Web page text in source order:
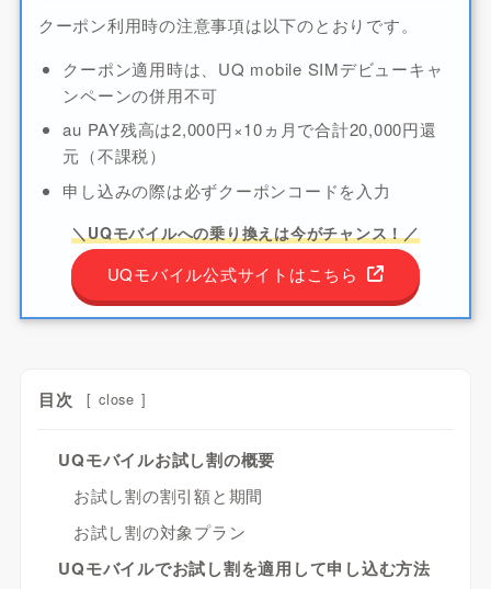
クーポン利用時の注意事項は以下のとおりです。
クーポン適用時は、UQ mobile SIMデビューキャ
ンペーンの併用不可
au PAY残高は2,000円×10ヵ月で合計20,000円還
元（不課税）
申し込みの際は必ずクーポンコードを入力
＼UQモバイルへの乗り換えは今がチャンス！／
UQモバイル公式サイトはこちら
目次 [ close ]
UQモバイルお試し割の概要
お試し割の割引額と期間
お試し割の対象プラン
UQモバイルでお試し割を適用して申し込む方法